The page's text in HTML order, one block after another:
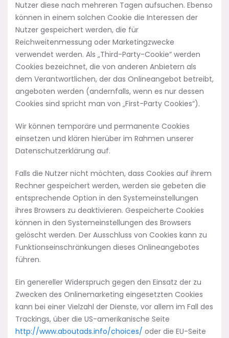
Nutzer diese nach mehreren Tagen aufsuchen. Ebenso
können in einem solchen Cookie die Interessen der
Nutzer gespeichert werden, die für
Reichweitenmessung oder Marketingzwecke
verwendet werden. Als „Third-Party-Cookie“ werden
Cookies bezeichnet, die von anderen Anbietern als
dem Verantwortlichen, der das Onlineangebot betreibt,
angeboten werden (andernfalls, wenn es nur dessen
Cookies sind spricht man von „First-Party Cookies“).
Wir können temporäre und permanente Cookies
einsetzen und klären hierüber im Rahmen unserer
Datenschutzerklärung auf.
Falls die Nutzer nicht möchten, dass Cookies auf ihrem
Rechner gespeichert werden, werden sie gebeten die
entsprechende Option in den Systemeinstellungen
ihres Browsers zu deaktivieren. Gespeicherte Cookies
können in den Systemeinstellungen des Browsers
gelöscht werden. Der Ausschluss von Cookies kann zu
Funktionseinschränkungen dieses Onlineangebotes
führen.
Ein genereller Widerspruch gegen den Einsatz der zu
Zwecken des Onlinemarketing eingesetzten Cookies
kann bei einer Vielzahl der Dienste, vor allem im Fall des
Trackings, über die US-amerikanische Seite
http://www.aboutads.info/choices/ oder die EU-Seite